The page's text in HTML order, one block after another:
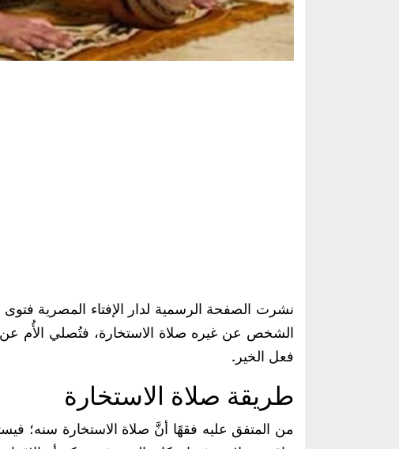
نشرت الصفحة الرسمية لدار الإفتاء المصرية
الشخص عن غيره صلاة الاستخارة، فتُصلي الأُم عن
فعل الخير.
طريقة صلاة الاستخارة
من المتفق عليه فقهًا أنَّ صلاة الاستخارة